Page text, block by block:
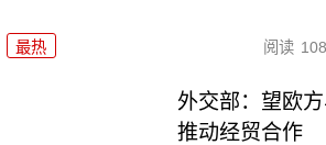
最热 阅读
外交部：望欧
推动经贸合作